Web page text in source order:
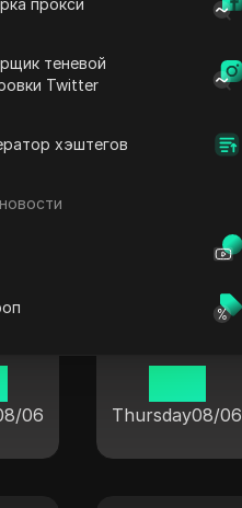
прокси
теневой
Twitter
хэштегов
06 Thursday08/06